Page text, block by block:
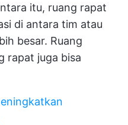
itu, ruang rapat
di antara tim atau
besar. Ruang
rapat juga bisa